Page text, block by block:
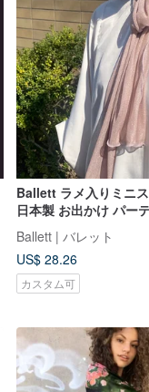
Ballett ラメ入りミニスカーフ ピンク
日本製 お出かけ パーティー 結婚式
プレゼント
Ballett | バレット
US$ 28.26
カスタム可